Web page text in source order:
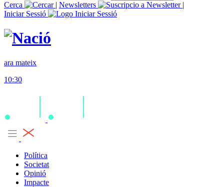
Cerca
| Newsletters
|
Iniciar Sessió
ara mateix
10:30
Política
Societat
Opinió
Impacte